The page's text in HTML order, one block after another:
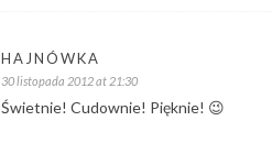
HAJNÓWKA
30 listopada 2012 at 21:30
Świetnie! Cudownie! Pięknie! 😉